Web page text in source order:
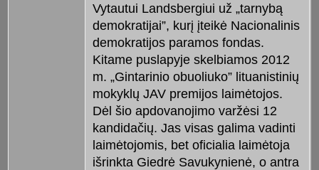
Vytautui Landsbergiui už „tarnybą
demokratijai”, kurį įteikė Nacionalinis
demokratijos paramos fondas.
Kitame puslapyje skelbiamos 2012
m. „Gintarinio obuoliuko” lituanistinių
mokyklų JAV premijos laimėtojos.
Dėl šio apdovanojimo varžėsi 12
kandidačių. Jas visas galima vadinti
laimėtojomis, bet oficialia laimėtoja
išrinkta Giedrė Savukynienė, o antra